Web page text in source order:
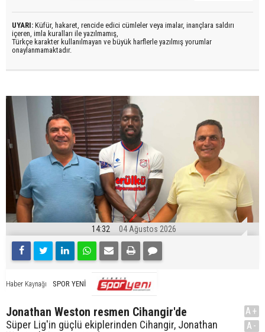
UYARI: Küfür, hakaret, rencide edici cümleler veya imalar, inançlara saldırı
içeren, imla kuralları ile yazılmamış,
Türkçe karakter kullanılmayan ve büyük harflerle yazılmış yorumlar
onaylanmamaktadır.
14:32 04 Ağustos 2026
Haber Kaynağı SPOR YENİ
Jonathan Weston resmen Cihangir'de
Süper Lig'in güçlü ekiplerinden Cihangir, Jonathan
A+
A-